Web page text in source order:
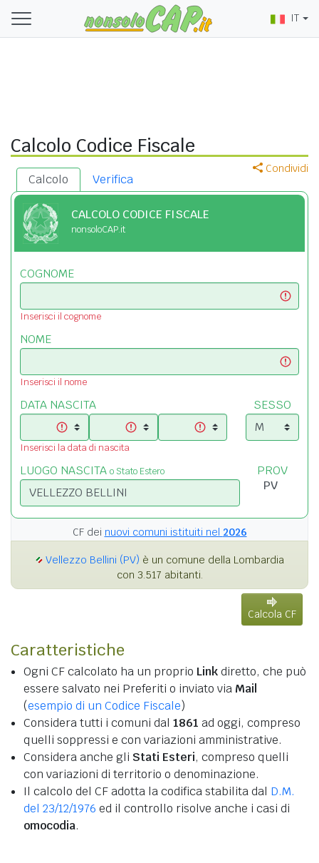
IT
Calcolo Codice Fiscale
Condividi
Calcolo Verifica
CALCOLO CODICE FISCALE
nonsoloCAP.it
COGNOME
Inserisci il cognome
NOME
Inserisci il nome
DATA NASCITA
Inserisci la data di nascita
SESSO
LUOGO NASCITA o Stato Estero PROV
CF dei nuovi comuni istituiti nel 2026
Vellezzo Bellini (PV) è un comune della Lombardia
con 3.517 abitanti.
Calcola CF
Caratteristiche
Ogni CF calcolato ha un proprio Linkdiretto, che può
essere salvato nei Preferiti o inviato via Mail
(esempio di un Codice Fiscale)
Considera tutti i comuni dal 1861 ad oggi, compreso
quelli soppressi e con variazioni amministrative.
Considera anche gli Stati Esteri, compreso quelli
con variazioni di territorio o denominazione.
Il calcolo del CF adotta la codifica stabilita dal D.M.
del 23/12/1976 ed il controllo risolve anche i casi di
omocodia.